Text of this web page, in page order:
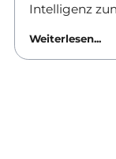
Intelligenz
Antworten:
Weiterlesen...